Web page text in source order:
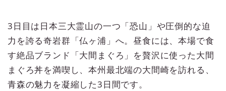
3日目は日本三大霊山の一つ「恐山」や圧倒的な迫
力を誇る奇岩群「仏ヶ浦」へ。昼食には、本場で食
す絶品ブランド「大間まぐろ」を贅沢に使った大間
まぐろ丼を満喫し、本州最北端の大間崎を訪れる、
青森の魅力を凝縮した3日間です。